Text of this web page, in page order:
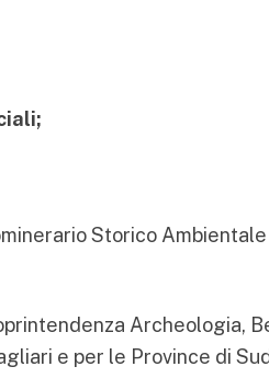
Storico
Archeologia,
e per le Province di